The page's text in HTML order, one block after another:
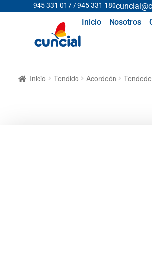
945 331 017 / 945 331 180
Inicio
Nosotros
Inicio Tendido Acordeón